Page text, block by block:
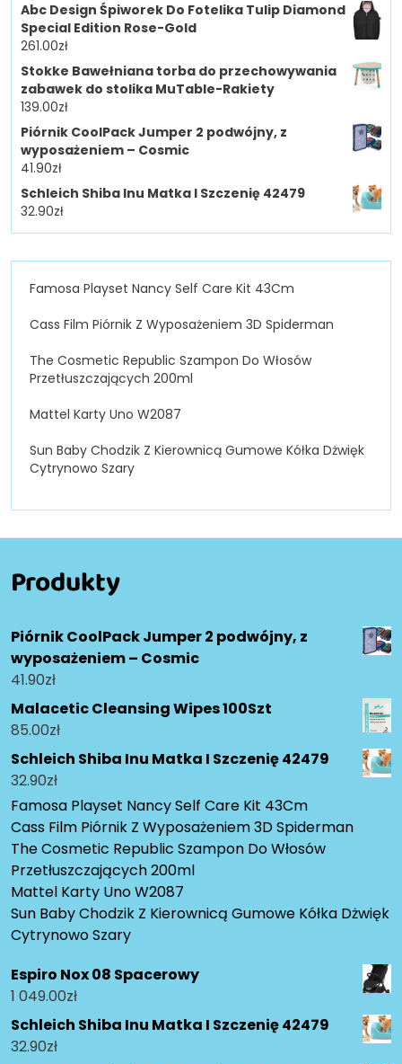
Abc Design Śpiworek Do Fotelika Tulip Diamond
Special Edition Rose-Gold
261.00zł
Stokke Bawełniana torba do przechowywania
zabawek do stolika MuTable-Rakiety
139.00zł
Piórnik CoolPack Jumper 2 podwójny, z
wyposażeniem – Cosmic
41.90zł
Schleich Shiba Inu Matka I Szczenię 42479
32.90zł
Famosa Playset Nancy Self Care Kit 43Cm
Cass Film Piórnik Z Wyposażeniem 3D Spiderman
The Cosmetic Republic Szampon Do Włosów
Przetłuszczających 200ml
Mattel Karty Uno W2087
Sun Baby Chodzik Z Kierownicą Gumowe Kółka Dżwięk
Cytrynowo Szary
Produkty
Piórnik CoolPack Jumper 2 podwójny, z
wyposażeniem – Cosmic
41.90zł
Malacetic Cleansing Wipes 100Szt
85.00zł
Schleich Shiba Inu Matka I Szczenię 42479
32.90zł
Famosa Playset Nancy Self Care Kit 43Cm
Cass Film Piórnik Z Wyposażeniem 3D Spiderman
The Cosmetic Republic Szampon Do Włosów
Przetłuszczających 200ml
Mattel Karty Uno W2087
Sun Baby Chodzik Z Kierownicą Gumowe Kółka Dżwięk
Cytrynowo Szary
Espiro Nox 08 Spacerowy
1 049.00zł
Schleich Shiba Inu Matka I Szczenię 42479
32.90zł